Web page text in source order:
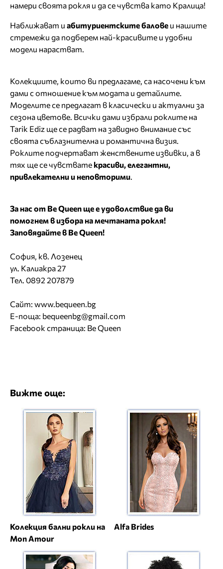
намери своята рокля и да се чувства като Кралица!
Наближават и абитуриентските балове и нашите
стремежи да подберем най-красивите и удобни
модели нарастват.
Колекциите, които ви предлагаме, са насочени към
дами с отношение към модата и детайлите.
Моделите се предлагат в класически и актуални за
сезона цветове. Всички дами избрали роклите на
Tarik Ediz ще се радват на завидно внимание със
своята съблазнителна и романтична визия.
Роклите подчертават женствените извивки, а в
тях ще се чувствате красиви, елегантни,
привлекателни и неповторими.
За нас от Be Queen ще е удоволствие да ви
помогнем в избора на мечтаната рокля!
Заповядайте в Be Queen!
София, кв. Лозенец
ул. Калиакра 27
Тел. 0892 207879
Сайт: www.bequeen.bg
Е-поща: bequeenbg@gmail.com
Facebook страница: Be Queen
Вижте още:
Колекция бални рокли на
Mon Amour
Alfa Brides